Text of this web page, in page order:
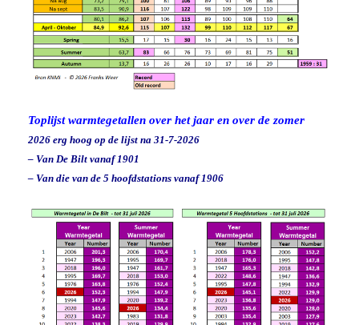
Toplijst warmtegetallen over het jaar en over de zomer
2026 erg hoog op de lijst na 31-7-2026
– Van De Bilt vanaf 1901
– Van die van de 5 hoofdstations vanaf 1906